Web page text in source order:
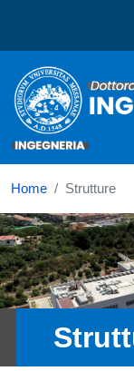
Home Strutture
Immagine